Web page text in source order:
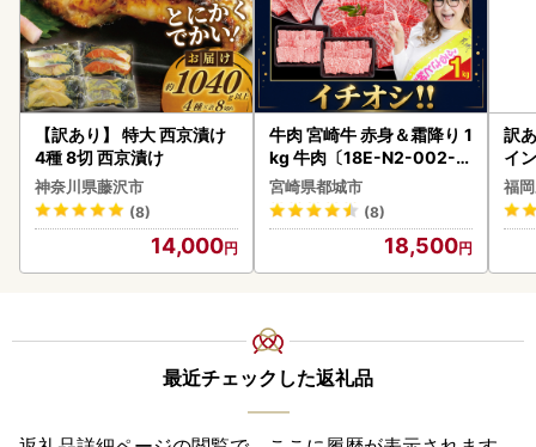
【訳あり】 特大 西京漬け
4種 8切 西京漬け
神奈川県藤沢市
(8)
14,000
牛肉 宮崎牛 赤身＆霜降り 1
kg 牛肉〔18E-N2-002-1
kg-S4A6-CF〕
宮崎県都城市
(8)
18,500
訳
イ
福
最近チェックした返礼品